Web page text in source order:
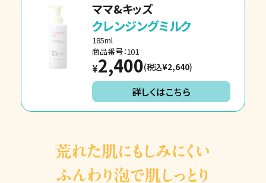
ママ&キッズ
クレンジングミルク
185ml
商品番号：101
¥2,400(税込¥2,640)
詳しくはこちら